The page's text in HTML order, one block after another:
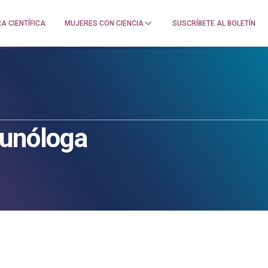
CIENTÍFICA MUJERES CON CIENCIA SUSCRÍBETE AL BOLETÍN